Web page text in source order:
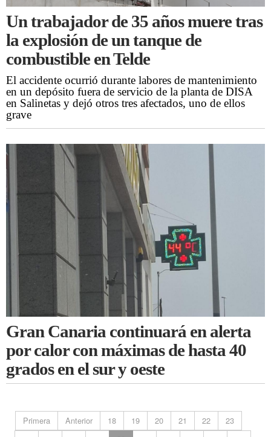
Un trabajador de 35 años muere tras
la explosión de un tanque de
combustible en Telde
El accidente ocurrió durante labores de mantenimiento
en un depósito fuera de servicio de la planta de DISA
en Salinetas y dejó otros tres afectados, uno de ellos
grave
Gran Canaria continuará en alerta
por calor con máximas de hasta 40
grados en el sur y oeste
Primera Anterior 18 19 20 21 22
23